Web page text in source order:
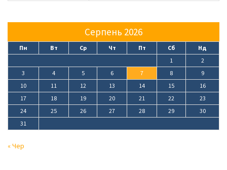
Серпень 2026
Пн Вт Ср Чт Пт Сб
Нд
1
2
3
4 5 6 7 8
9
10
11 12 13 14 15
16
17
18 19 20 21 22
23
24
25 26 27 28 29
30
31
« Чер